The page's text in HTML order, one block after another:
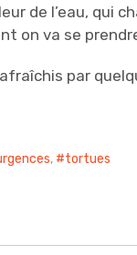
de l’eau, qui
on va se
par
, tortues